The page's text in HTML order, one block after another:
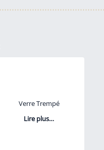
Verre Trempé
Lire plus…